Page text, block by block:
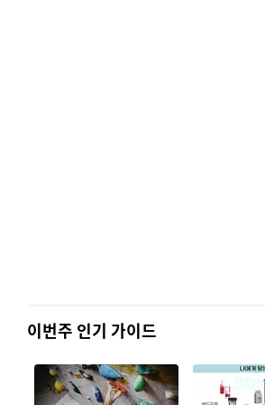
이번주 인기 가이드